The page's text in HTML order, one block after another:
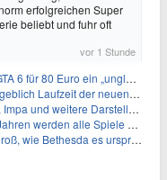
erfolgreichen Super
beliebt und fuhr oft
vor 1 Stunde
ein „unglaubliches Schnäppchen“
der neuen Gameplay-Präsentation
weitere Darsteller sollen feststehen
werden alle Spiele gestreamt
Bethesda es ursprünglich wollte